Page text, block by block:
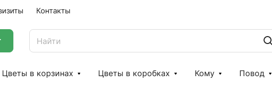
Контакты
Цветы в корзинах Цветы в коробках Кому Повод